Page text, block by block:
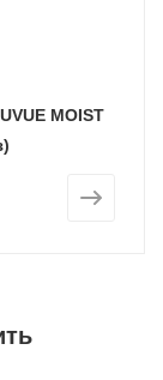
MOIST